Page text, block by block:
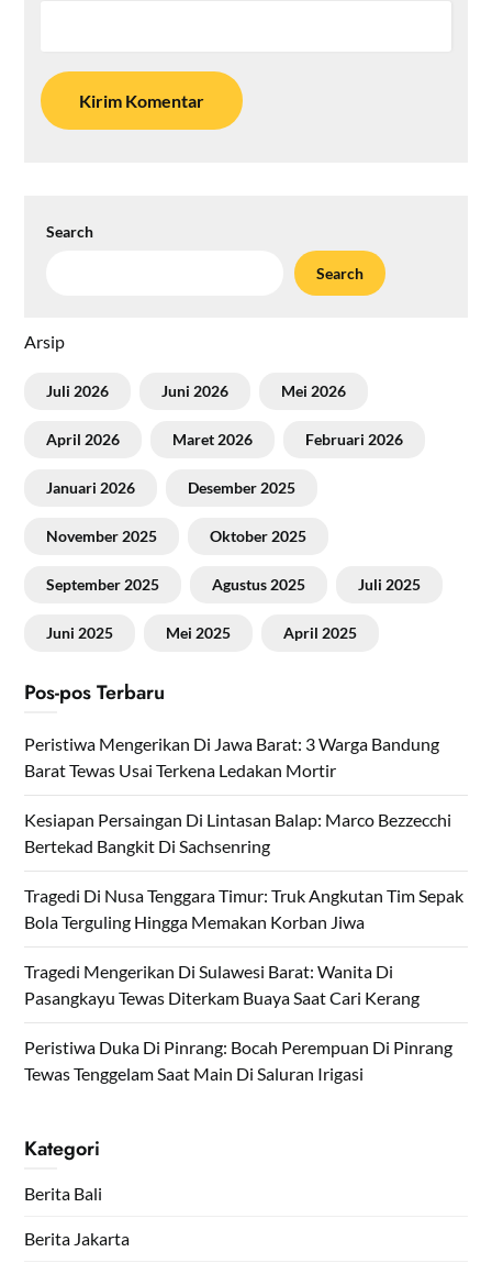
Search
Search
Arsip
Juli 2026 Juni 2026 Mei 2026
April 2026 Maret 2026 Februari 2026
Januari 2026 Desember 2025
November 2025 Oktober 2025
September 2025 Agustus 2025 Juli 2025
Juni 2025 Mei 2025 April 2025
Pos-pos Terbaru
Peristiwa Mengerikan Di Jawa Barat: 3 Warga Bandung
Barat Tewas Usai Terkena Ledakan Mortir
Kesiapan Persaingan Di Lintasan Balap: Marco Bezzecchi
Bertekad Bangkit Di Sachsenring
Tragedi Di Nusa Tenggara Timur: Truk Angkutan Tim Sepak
Bola Terguling Hingga Memakan Korban Jiwa
Tragedi Mengerikan Di Sulawesi Barat: Wanita Di
Pasangkayu Tewas Diterkam Buaya Saat Cari Kerang
Peristiwa Duka Di Pinrang: Bocah Perempuan Di Pinrang
Tewas Tenggelam Saat Main Di Saluran Irigasi
Kategori
Berita Bali
Berita Jakarta